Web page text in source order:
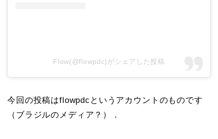
Flow(@flowpdc)がシェアした投稿
今回の投稿はflowpdcというアカウントのものです
（ブラジルのメディア？）．